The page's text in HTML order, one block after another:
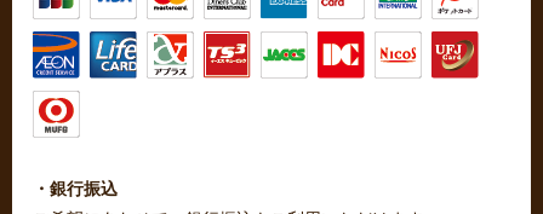
・銀行振込